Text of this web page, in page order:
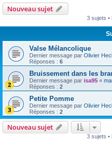
Nouveau sujet
3 sujets •
Valse Mélancolique
Dernier message par Olivier
Réponses : 6
Bruissement dans les
Dernier message par isa95 «
Réponses : 2
Petite Pomme
Dernier message par Olivier
Réponses : 2
Nouveau sujet
3 sujets •